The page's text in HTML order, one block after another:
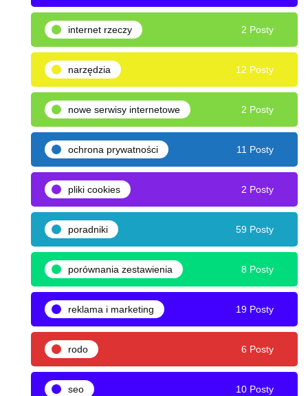
internet rzeczy 2 Posty
narzędzia 12 Posty
nowe serwisy internetowe 2 Posty
ochrona prywatności 11 Posty
pliki cookies 2 Posty
poradniki 59 Posty
porównania zestawienia 8 Posty
reklama i marketing 19 Posty
rodo 6 Posty
seo 10 Posty